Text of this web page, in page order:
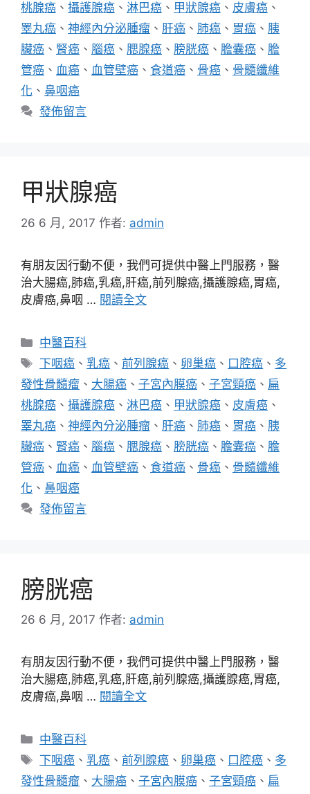
桃腺癌 、 攝護腺癌 、 淋巴癌 、 甲狀腺癌 、 皮膚癌 、
睪丸癌 、 神經內分泌腫瘤 、 肝癌 、 肺癌 、 胃癌 、 胰
臟癌 、 腎癌 、 腦癌 、 腮腺癌 、 膀胱癌 、 膽囊癌 、 膽
管癌 、 血癌 、 血管壁癌 、 食道癌 、 骨癌 、 骨髓纖維
化 、 鼻咽癌
發佈留言
甲狀腺癌
26 6 月, 2017 作者: admin
有朋友因行動不便，我們可提供中醫上門服務，醫
治大腸癌,肺癌,乳癌,肝癌,前列腺癌,攝護腺癌,胃癌,
皮膚癌,鼻咽 … 閱讀全文
分
類
中醫百科
標
籤
下咽癌 、 乳癌 、前列腺癌 、 卵巢癌 、 口腔癌 、 多
發性骨髓瘤 、 大腸癌 、 子宮內膜癌 、 子宮頸癌 、 扁
桃腺癌 、 攝護腺癌 、 淋巴癌 、 甲狀腺癌 、 皮膚癌 、
睪丸癌 、 神經內分泌腫瘤 、 肝癌 、 肺癌 、 胃癌 、 胰
臟癌 、 腎癌 、 腦癌 、 腮腺癌 、 膀胱癌 、 膽囊癌 、 膽
管癌 、 血癌 、 血管壁癌 、 食道癌 、 骨癌 、 骨髓纖維
化 、 鼻咽癌
發佈留言
膀胱癌
26 6 月, 2017 作者: admin
有朋友因行動不便，我們可提供中醫上門服務，醫
治大腸癌,肺癌,乳癌,肝癌,前列腺癌,攝護腺癌,胃癌,
皮膚癌,鼻咽 … 閱讀全文
分
類
中醫百科
標
籤
下咽癌 、 乳癌 、前列腺癌 、 卵巢癌 、 口腔癌 、 多
發性骨髓瘤 、 大腸癌 、 子宮內膜癌 、 子宮頸癌 、 扁